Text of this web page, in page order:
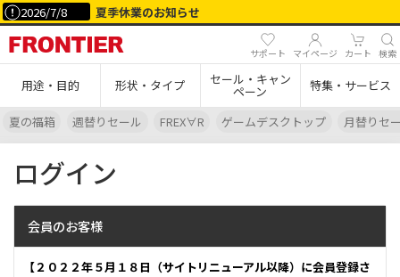
2026/7/8 夏季休業のお知らせ
サポート マイページ カート 検索
用途・目的 形状・タイプ セール・キャン
ペーン 特集・サービス
夏の福箱 週替りセール FREX∀R ゲームデスクトップ 月替りセ
ログイン
会員のお客様
【２０２２年５月１８日（サイトリニューアル以降）に会員登録さ